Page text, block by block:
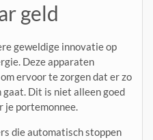
geld
geweldige innovatie op
Deze apparaten
ervoor te zorgen dat er zo
Dit is niet alleen goed
je portemonnee.
die automatisch stoppen